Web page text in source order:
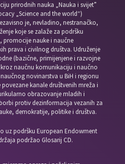
prirodnih nauka „Nauka i svijet”
„Science and the world“)
je, nevladino, nestranačko,
koje se zalaže za podršku
promocije nauke i naučne
prava i civilnog društva. Udruženje
(bazične, primijenjene i razvojne
naučnu komunikaciju i naučno
novinarstva u BiH i regionu
kanale društvenih mreža i
obrazovanje mladih i
protiv dezinformacija vezanih za
demokratije, politike i društva.
uz podršku European Endowment
podržao Glosarij CD.